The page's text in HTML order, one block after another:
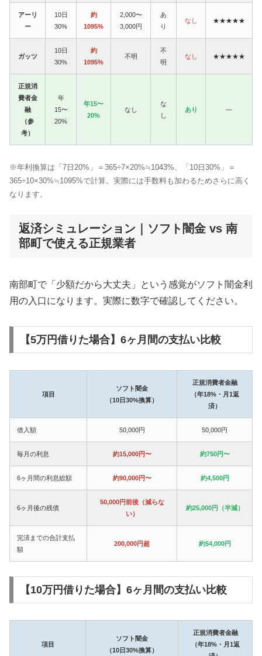
アーリ
ー
10日
30%
約
1095%
2,000〜
3,000円
あ
り
なし ★★★★★
ガッツ
10日
30%
約
1095%
不明
不
明
なし ★★★★★
正規消
費者金
融
（参
考）
年
15〜
20%
年15〜
20%
なし
な
し
あり —
※年利換算は「7日20%」＝365÷7×20%≒1043%、「10日30%」＝
365÷10×30%≒1095%で計算。実際には手数料も加わるためさらに高く
なります。
返済シミュレーション｜ソフト闇金 vs 南
部町で使える正規業者
南部町で「少額だから大丈夫」という感覚がソフト闇金利
用の入口になります。実際に数字で確認してください。
【5万円借りた場合】6ヶ月間の支払い比較
項目
ソフト闇金
（10日30%換算）
正規消費者金融
（年18%・月1返
済）
借入額 50,000円 50,000円
毎月の利息 約15,000円〜 約750円〜
6ヶ月間の利息総額 約90,000円〜 約4,500円
6ヶ月後の残債
50,000円前後（減らな
い）
約25,000円（半減）
完済までの合計支払
額
200,000円超 約54,000円
【10万円借りた場合】6ヶ月間の支払い比較
項目
ソフト闇金
（10日30%換算）
正規消費者金融
（年18%・月1返